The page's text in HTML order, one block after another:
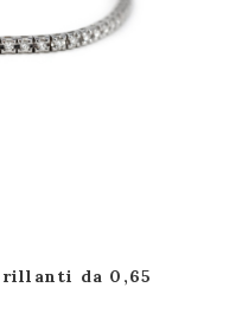
da 0,65